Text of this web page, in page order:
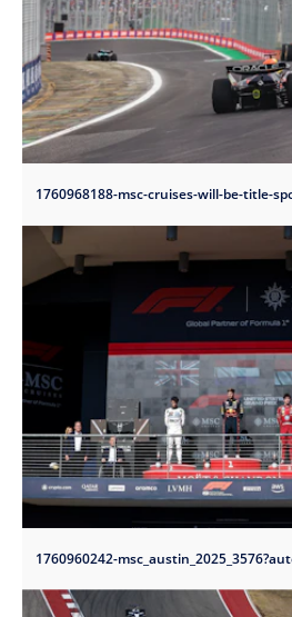
1760960242-